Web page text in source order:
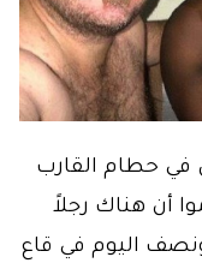
حطام القارب
أن هناك رجلاً
ونصف اليوم في قاع